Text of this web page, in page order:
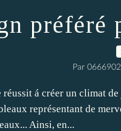
préféré
Par
á créer un climat
représentant de
Ainsi, en...